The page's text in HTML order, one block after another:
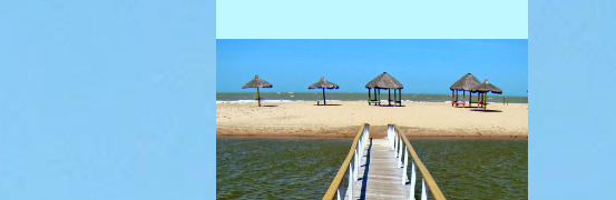
localizada na Rua São José, 98 Barrinha -
Cajueiro da Praia.